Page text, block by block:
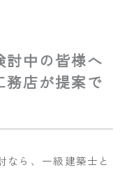
討中の皆様へ
務店が提案で
なら、一級建築士と